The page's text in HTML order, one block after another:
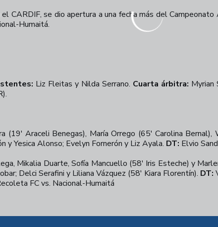
CARDIF, se dio apertura a una fecha más del
Humaitá.
Liz Fleitas y Nilda Serrano. Cuarta árbitra: Myrian
(19' Araceli Benegas), María Orrego (65' Carolina
y Yesica Alonso; Evelyn Fornerón y Liz Ayala. DT: Elvio
Mikalia Duarte, Sofía Mancuello (58' Iris Esteche) y
Delci Serafini y Liliana Vázquez (58' Kiara Florentín). DT:
FC vs. Nacional-Humaitá